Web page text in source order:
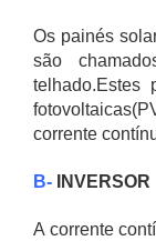
Os painés
são
telhado.Estes
corrente
B- INVERSOR
A corrente